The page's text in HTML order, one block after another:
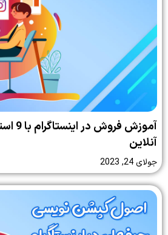
آنلاین
جولای 24, 2023